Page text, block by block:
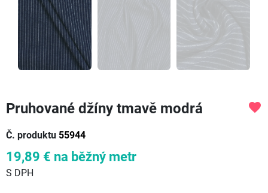
Pruhované džíny tmavě modrá
Č. produktu 55944
favorite
19,89 € na běžný metr
S DPH